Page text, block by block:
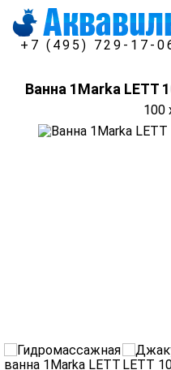
+7 (495) 729-17-
Ванна 1Marka LETT
100